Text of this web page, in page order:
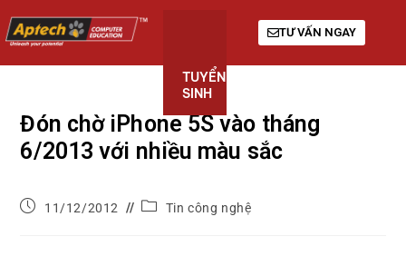
TUYỂN
SINH
TƯ VẤN NGAY
Đón chờ iPhone 5S vào tháng
6/2013 với nhiều màu sắc
11/12/2012 Tin công nghệ